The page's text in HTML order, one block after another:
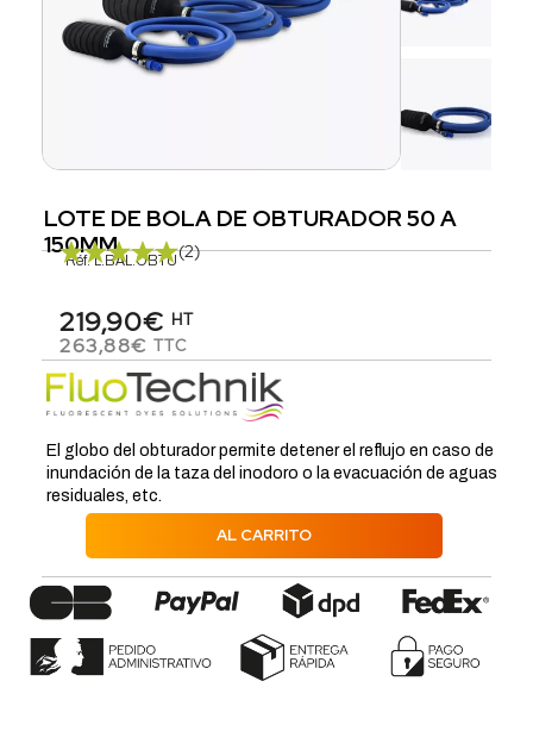
LOTE DE BOLA DE OBTURADOR 50 A
150MM
Réf. L.BAL.OBTU(2)
219,90€ HT
263,88€ TTC
El globo del obturador permite detener el reflujo en caso de
inundación de la taza del inodoro o la evacuación de aguas
residuales, etc.
AL CARRITO